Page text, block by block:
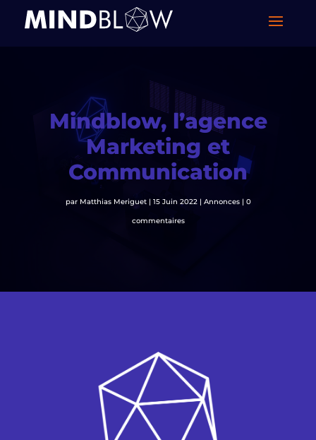
Mindblow, l’agence
Marketing et
Communication
par Matthias Meriguet| 15 Juin 2022| Annonces| 0
commentaires